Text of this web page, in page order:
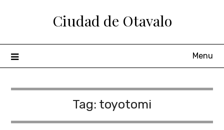
Ciudad de Otavalo
Menu
Tag: toyotomi